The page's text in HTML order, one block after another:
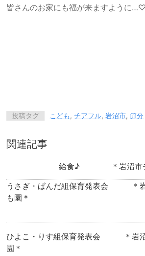
皆さんのお家にも福が来ますように…♡
投稿タグ こども,チアフル,岩沼市,節分
関連記事
給食♪ ＊岩沼市チ
うさぎ・ぱんだ組保育発表会 ＊岩
も園＊
ひよこ・りす組保育発表会 ＊岩沼
園＊